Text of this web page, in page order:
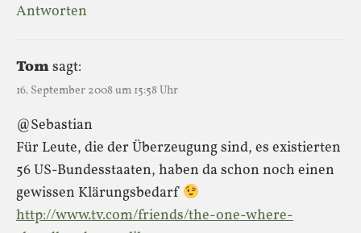
Antworten
Tomsagt:
16. September 2008 um 15:58 Uhr
@Sebastian
Für Leute, die der Überzeugung sind, es existierten
56 US-Bundesstaaten, haben da schon noch einen
gewissen Klärungsbedarf
http://www.tv.com/friends/the-one-where-